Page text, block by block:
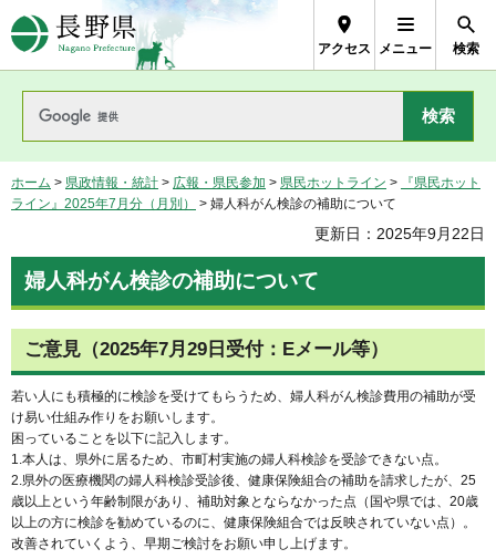
長野県Nagano Prefecture
アクセス メニュー 検索
ホーム > 県政情報・統計 > 広報・県民参加 > 県民ホットライン >
『県民ホット
ライン』2025年7月分（月別）
> 婦人科がん検診の補助について
更新日：2025年9月22日
婦人科がん検診の補助について
ご意見（2025年7月29日受付：Eメール等）
若い人にも積極的に検診を受けてもらうため、婦人科がん検診費用の補助が受
け易い仕組み作りをお願いします。
困っていることを以下に記入します。
1.本人は、県外に居るため、市町村実施の婦人科検診を受診できない点。
2.県外の医療機関の婦人科検診受診後、健康保険組合の補助を請求したが、25
歳以上という年齢制限があり、補助対象とならなかった点（国や県では、20歳
以上の方に検診を勧めているのに、健康保険組合では反映されていない点）。
改善されていくよう、早期ご検討をお願い申し上げます。